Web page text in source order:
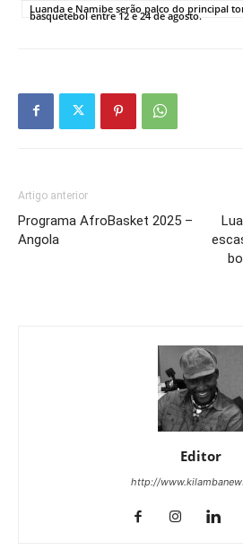
Luanda e Namibe serão palco do principal
basquetebol entre 12 e 24 de agosto.
Artigo anterior
Programa AfroBasket 2025 –
Angola
Editor
http://